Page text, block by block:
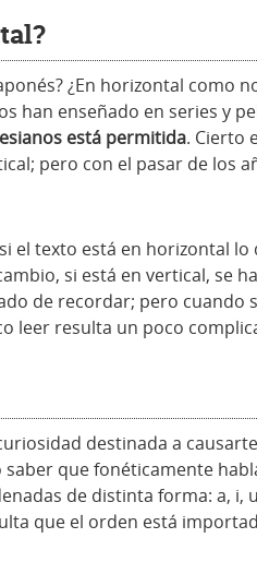
¿En horizontal como
han enseñado en series y
está permitida. Cierto
pero con el pasar de los
el texto está en horizontal
si está en vertical, se
de recordar; pero cuando
leer resulta un poco
destinada a
que fonéticamente
de distinta forma: a, i,
que el orden está